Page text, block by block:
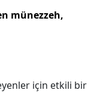
münezzeh,
için etkili bir